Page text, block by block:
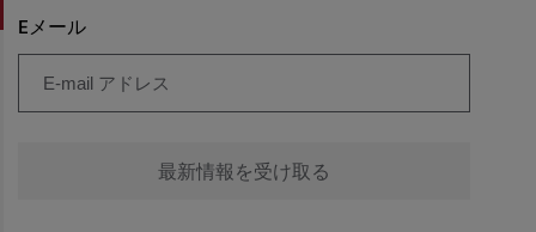
Eメール
最新情報を受け取る